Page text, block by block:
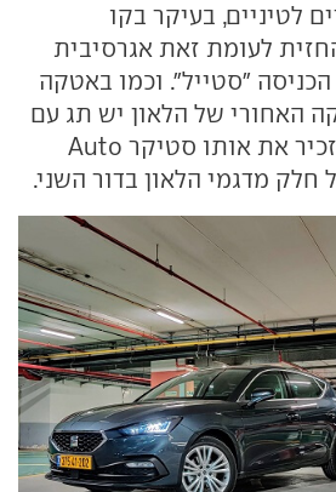
לטיניים, בעיקר בקו
לעומת זאת אגרסיבית
הכניסה "סטייל". וכמו באטקה
האחורי של הלאון יש תג עם
שם הדגם בגופן המזכיר את אותו סטיקר Auto